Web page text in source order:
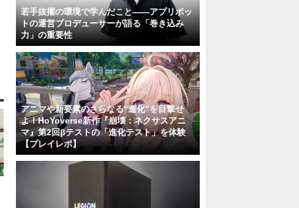
若手抜擢の環境で学んだこと――アプリボッ
トの運営プロデューサーが語る「巻き込み
力」の重要性
アニマや新要素のさらなる“進化”を目撃せ
よ！HoYoverse新作『崩壊：ネクサスアニ
マ』第2回βテストの「進化テスト」を体験
【プレイレポ】